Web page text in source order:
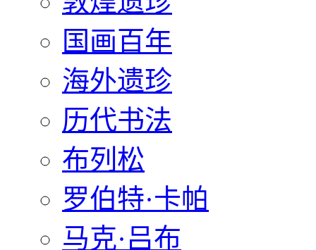
国画百年
海外遗珍
历代书法
布列松
罗伯特·卡帕
马克·吕布